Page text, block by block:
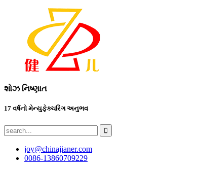
શોઝ નિષ્ણાત
17 વર્ષનો મેન્યુફેક્ચરિંગ અનુભવ
joy@chinajianer.com
0086-13860709229